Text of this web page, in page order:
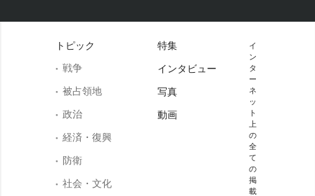
トピック
戦争
被占領地
政治
経済・復興
防衛
社会・文化
特集
インタビュー
写真
動画
イ
ン
タ
ー
ネ
ッ
ト
上
の
全
て
の
掲
載